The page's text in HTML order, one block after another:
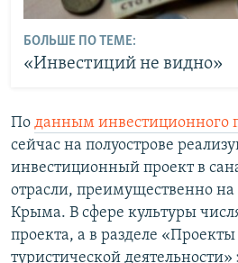
БОЛЬШЕ ПО ТЕМЕ:
«Инвестиций не видно»
По данным инвестиционного
сейчас на полуострове
инвестиционный проект в
отрасли, преимущественно
Крыма. В сфере культуры
проекта, а в разделе
туристической деятельности»